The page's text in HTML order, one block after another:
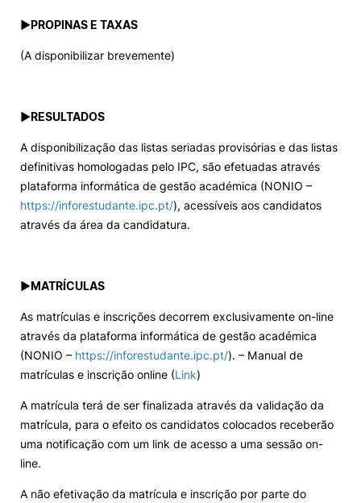
►PROPINAS E TAXAS
(A disponibilizar brevemente)
►RESULTADOS
A disponibilização das listas seriadas provisórias e das listas
definitivas homologadas pelo IPC, são efetuadas através
plataforma informática de gestão académica (NONIO –
https://inforestudante.ipc.pt/), acessíveis aos candidatos
através da área da candidatura.
►MATRÍCULAS
As matrículas e inscrições decorrem exclusivamente on-line
através da plataforma informática de gestão académica
(NONIO – https://inforestudante.ipc.pt/). – Manual de
matrículas e inscrição online (Link)
A matrícula terá de ser finalizada através da validação da
matrícula, para o efeito os candidatos colocados receberão
uma notificação com um link de acesso a uma sessão on-
line.
A não efetivação da matrícula e inscrição por parte do